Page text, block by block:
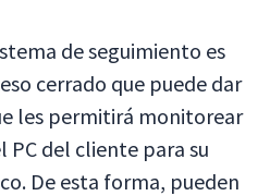
de seguimiento es
cerrado que puede dar
les permitirá monitorear
PC del cliente para su
De esta forma, pueden